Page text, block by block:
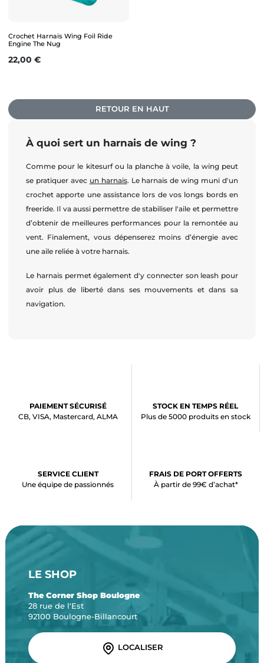
Crochet Harnais Wing Foil Ride
Engine The Nug
Prix
22,00 €
RETOUR EN HAUT
À quoi sert un harnais de wing ?
Comme pour le kitesurf ou la planche à voile, la wing peut
se pratiquer avec un harnais. Le harnais de wing muni d'un
crochet apporte une assistance lors de vos longs bords en
freeride. Il va aussi permettre de stabiliser l'aile et permettre
d’obtenir de meilleures performances pour la remontée au
vent. Finalement, vous dépenserez moins d’énergie avec
une aile reliée à votre harnais.
Le harnais permet également d'y connecter son leash pour
avoir plus de liberté dans ses mouvements et dans sa
navigation.
PAIEMENT SÉCURISÉ
CB, VISA, Mastercard, ALMA
STOCK EN TEMPS RÉEL
Plus de 5000 produits en stock
SERVICE CLIENT
Une équipe de passionnés
FRAIS DE PORT OFFERTS
À partir de 99€ d’achat*
LE SHOP
The Corner Shop Boulogne
28 rue de l'Est
92100 Boulogne-Billancourt
LOCALISER